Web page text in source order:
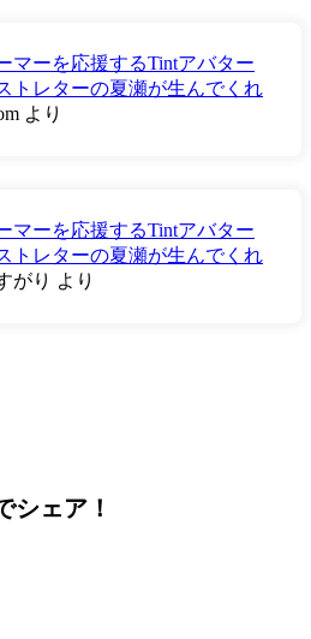
マーを応援するTintアバター
トレターの夏瀬が生んでくれ
より
マーを応援するTintアバター
トレターの夏瀬が生んでくれ
がり より
シェア！